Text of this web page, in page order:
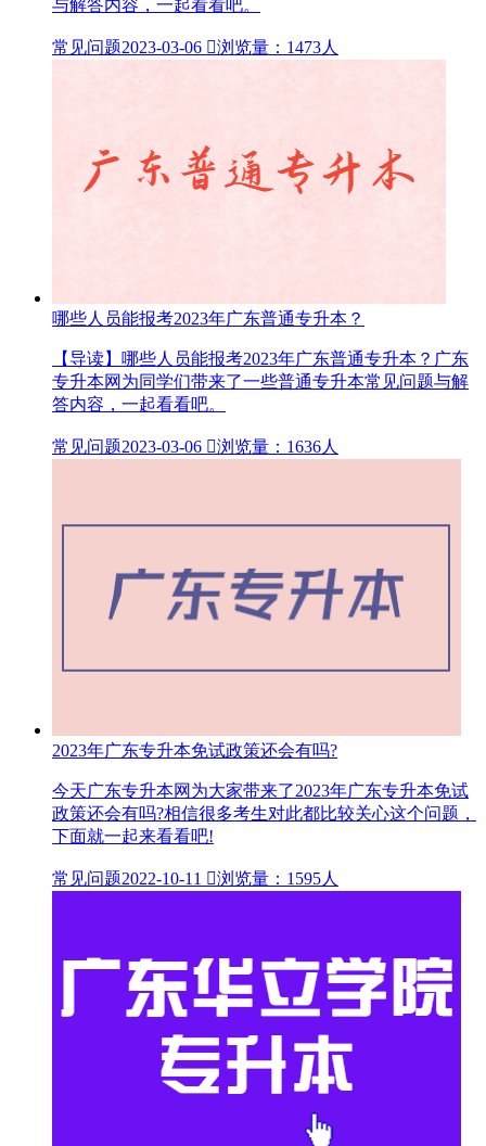
与解答内容，一起看看吧。
常见问题2023-03-06 浏览量：1473人
哪些人员能报考2023年广东普通专升本？
【导读】哪些人员能报考2023年广东普通专升本？广东
专升本网为同学们带来了一些普通专升本常见问题与解
答内容，一起看看吧。
常见问题2023-03-06 浏览量：1636人
2023年广东专升本免试政策还会有吗?
今天广东专升本网为大家带来了2023年广东专升本免试
政策还会有吗?相信很多考生对此都比较关心这个问题，
下面就一起来看看吧!
常见问题2022-10-11 浏览量：1595人